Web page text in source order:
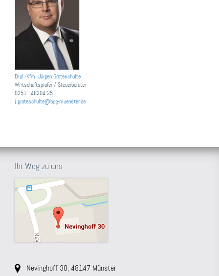
Dipl.-Kfm. Jürgen Groteschulte
Wirtschaftsprüfer / Steuerberater
0251 - 48204-25
j.groteschulte@bpg-muenster.de
Ihr Weg zu uns
Nevinghoff 30, 48147 Münster